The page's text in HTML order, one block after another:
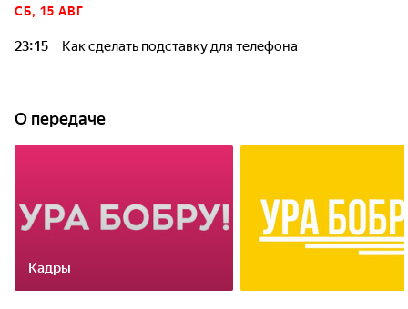
СБ, 15 АВГ
23:15 Как сделать подставку для телефона
укладке печей, посадке урожайных культур, сварке
О передаче
Кадры